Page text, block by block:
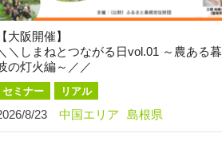
【大阪開催】
＼しまねとつながる日vol.01 ～農ある
の灯火編～／／
セミナー リアル
8/23 中国エリア 島根県